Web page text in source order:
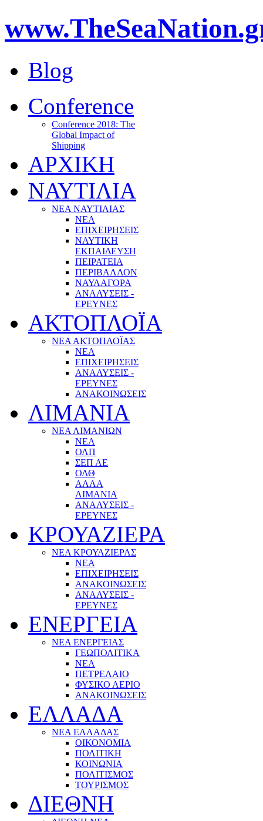
Blog
Conference
Conference 2018: The
Global Impact of
Shipping
ΑΡΧΙΚΗ
ΝΑΥΤΙΛΙΑ
ΝΕΑ ΝΑΥΤΙΛΙΑΣ
ΝΕΑ
ΕΠΙΧΕΙΡΗΣΕΙΣ
ΝΑΥΤΙΚΗ
ΕΚΠΑΙΔΕΥΣΗ
ΠΕΙΡΑΤΕΙΑ
ΠΕΡΙΒΑΛΛΟΝ
ΝΑΥΛΑΓΟΡΑ
ΑΝΑΛΥΣΕΙΣ -
ΕΡΕΥΝΕΣ
ΑΚΤΟΠΛΟΪΑ
ΝΕΑ ΑΚΤΟΠΛΟΪΑΣ
ΝΕΑ
ΕΠΙΧΕΙΡΗΣΕΙΣ
ΑΝΑΛΥΣΕΙΣ -
ΕΡΕΥΝΕΣ
ΑΝΑΚΟΙΝΩΣΕΙΣ
ΛΙΜΑΝΙΑ
ΝΕΑ ΛΙΜΑΝΙΩΝ
ΝΕΑ
ΟΛΠ
ΣΕΠ ΑΕ
ΟΛΘ
ΑΛΛΑ
ΛΙΜΑΝΙΑ
ΑΝΑΛΥΣΕΙΣ -
ΕΡΕΥΝΕΣ
ΚΡΟΥΑΖΙΕΡΑ
ΝΕΑ ΚΡΟΥΑΖΙΕΡΑΣ
NEA
ΕΠΙΧΕΙΡΗΣΕΙΣ
ΑΝΑΚΟΙΝΩΣΕΙΣ
ΑΝΑΛΥΣΕΙΣ -
ΕΡΕΥΝΕΣ
ΕΝΕΡΓΕΙΑ
ΝΕΑ ΕΝΕΡΓΕΙΑΣ
ΓΕΩΠΟΛΙΤΙΚΑ
ΝΕΑ
ΠΕΤΡΕΛΑΙΟ
ΦΥΣΙΚΟ ΑΕΡΙΟ
ΑΝΑΚΟΙΝΩΣΕΙΣ
ΕΛΛΑΔΑ
ΝΕΑ ΕΛΛΑΔΑΣ
ΟΙΚΟΝΟΜΙΑ
ΠΟΛΙΤΙΚΗ
ΚΟΙΝΩΝΙΑ
ΠΟΛΙΤΙΣΜΟΣ
ΤΟΥΡΙΣΜΟΣ
ΔΙΕΘΝΗ